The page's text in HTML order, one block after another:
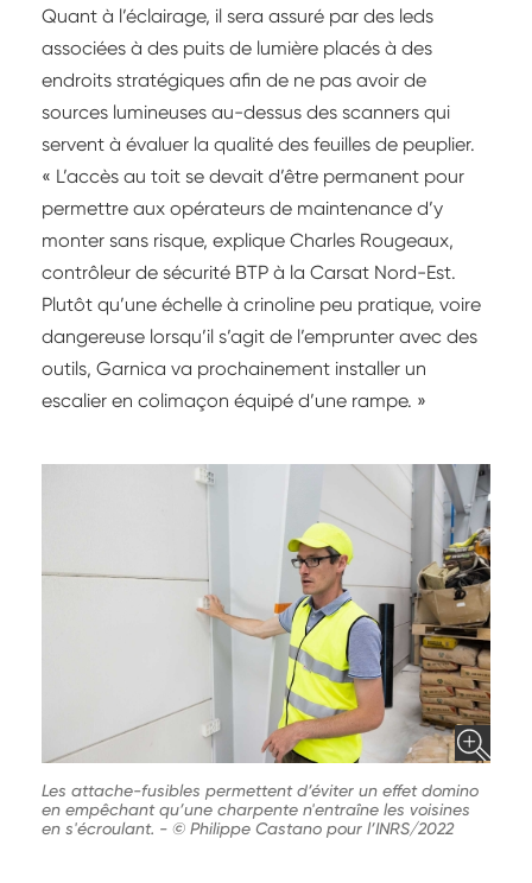
Quant à l’éclairage, il sera assuré par des leds
associées à des puits de lumière placés à des
endroits stratégiques afin de ne pas avoir de
sources lumineuses au-dessus des scanners qui
servent à évaluer la qualité des feuilles de peuplier.
« L’accès au toit se devait d’être permanent pour
permettre aux opérateurs de maintenance d’y
monter sans risque, explique Charles Rougeaux,
contrôleur de sécurité BTP à la Carsat Nord-Est.
Plutôt qu’une échelle à crinoline peu pratique, voire
dangereuse lorsqu’il s’agit de l’emprunter avec des
outils, Garnica va prochainement installer un
escalier en colimaçon équipé d’une rampe. »
Les attache-fusibles permettent d’éviter un effet domino
en empêchant qu’une charpente n'entraîne les voisines
en s'écroulant. - © Philippe Castano pour l’INRS/2022